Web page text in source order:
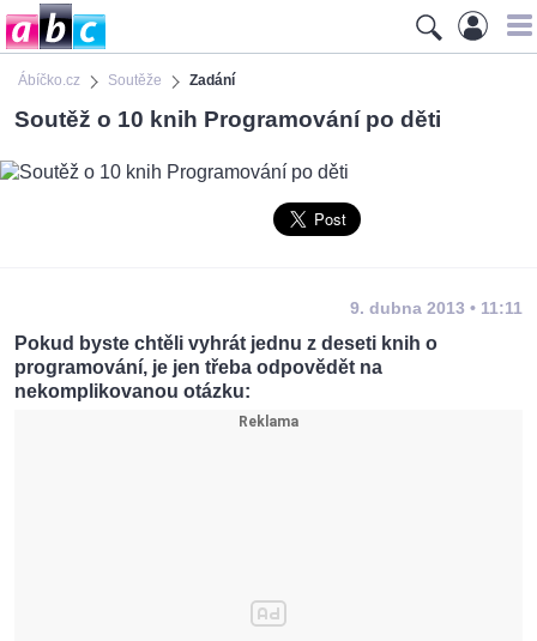
Ábíčko.cz Soutěže Zadání
Soutěž o 10 knih Programování po děti
9. dubna 2013 • 11:11
Pokud byste chtěli vyhrát jednu z deseti knih o
programování, je jen třeba odpovědět na
nekomplikovanou otázku: